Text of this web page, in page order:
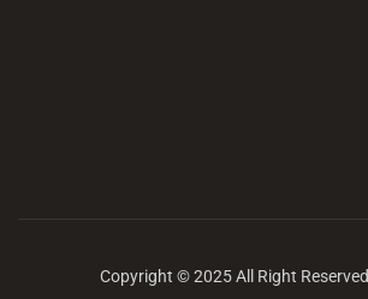
Copyright © 2025 All Right Reserved